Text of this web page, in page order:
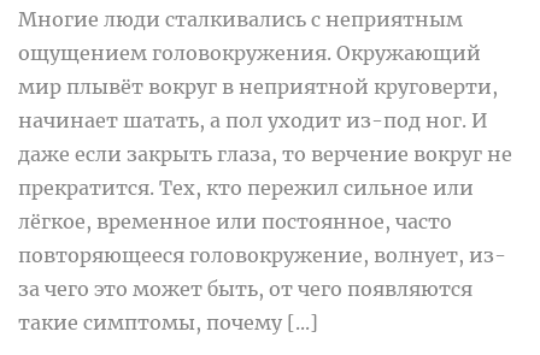
Многие люди сталкивались с неприятным
ощущением головокружения. Окружающий
мир плывёт вокруг в неприятной круговерти,
начинает шатать, а пол уходит из-под ног. И
даже если закрыть глаза, то верчение вокруг не
прекратится. Тех, кто пережил сильное или
лёгкое, временное или постоянное, часто
повторяющееся головокружение, волнует, из-
за чего это может быть, от чего появляются
такие симптомы, почему [...]